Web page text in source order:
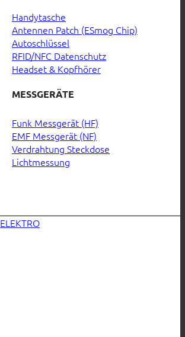
Handytasche
Antennen Patch (ESmog Chip)
Autoschlüssel
RFID/NFC Datenschutz
Headset & Kopfhörer
MESSGERÄTE
Funk Messgerät (HF)
EMF Messgerät (NF)
Verdrahtung Steckdose
Lichtmessung
ELEKTRO